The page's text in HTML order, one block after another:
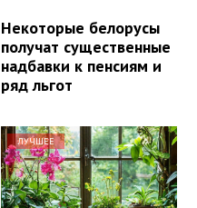
Некоторые белорусы
получат существенные
надбавки к пенсиям и
ряд льгот
ЛУЧШЕЕ